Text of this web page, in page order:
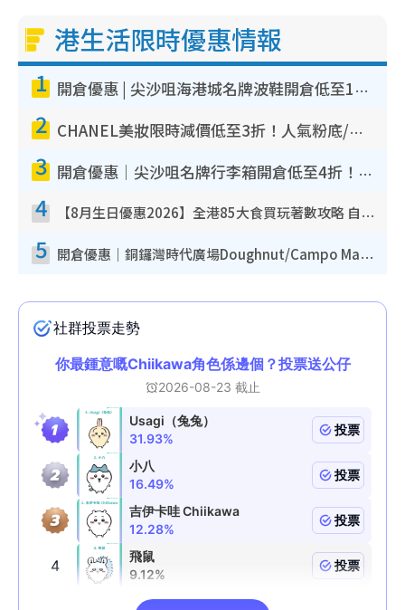
港生活限時優惠情報
1 開倉優惠 | 尖沙咀海港城名牌波鞋開倉低至1折！On鞋$899起／Joy&Peace鞋履$98起
2 CHANEL美妝限時減價低至3折！人氣粉底/唇膏/精華液低至$275！COCO香水都有平
3 開倉優惠｜尖沙咀名牌行李箱開倉低至4折！一連5日 American Tourister/ace./Hallmark $200起！
4 【8月生日優惠2026】全港85大食買玩著數攻略 自助餐/火鍋放題同行免費＋誠品/DONKI送現金券
5 開倉優惠｜銅鑼灣時代廣場Doughnut/Campo Marzio開倉低至1折！背囊、書包、手袋劈價$200起